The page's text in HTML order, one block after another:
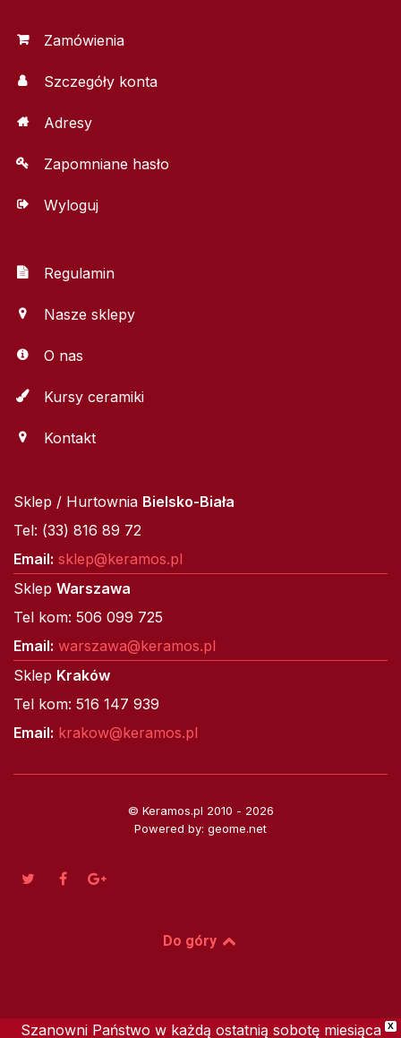
Zamówienia
Szczegóły konta
Adresy
Zapomniane hasło
Wyloguj
Regulamin
Nasze sklepy
O nas
Kursy ceramiki
Kontakt
Sklep / Hurtownia Bielsko-Biała
Tel: (33) 816 89 72
Email: sklep@keramos.pl
Sklep Warszawa
Tel kom: 506 099 725
Email: warszawa@keramos.pl
Sklep Kraków
Tel kom: 516 147 939
Email: krakow@keramos.pl
© Keramos.pl 2010 - 2026
Powered by: geome.net
Do góry
X
Szanowni Państwo w każdą ostatnią sobotę miesiąca